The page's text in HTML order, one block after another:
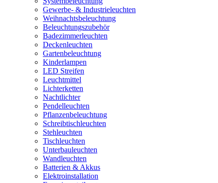
Gewerbe- & Industrieleuchten
Weihnachtsbeleuchtung
Beleuchtungszubehör
Badezimmerleuchten
Deckenleuchten
Gartenbeleuchtung
Kinderlampen
LED Streifen
Leuchtmittel
Lichterketten
Nachtlichter
Pendelleuchten
Pflanzenbeleuchtung
Schreibtischleuchten
Stehleuchten
Tischleuchten
Unterbauleuchten
Wandleuchten
Batterien & Akkus
Elektroinstallation